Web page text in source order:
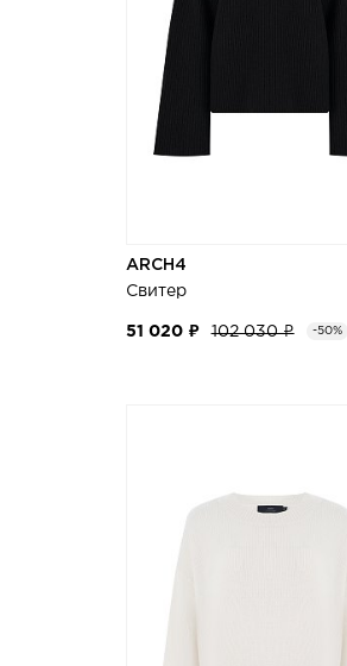
ARCH4
Свитер
51 020 ₽ 102 030 ₽ -50%